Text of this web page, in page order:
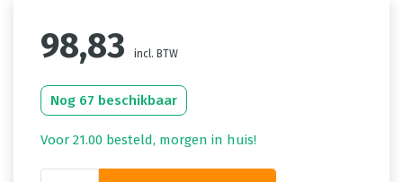
98,83 incl. BTW
Nog 67 beschikbaar
Voor 21.00 besteld, morgen in huis!